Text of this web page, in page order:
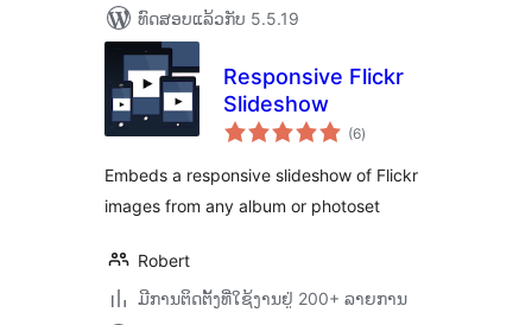
ທົດສອບແລ້ວກັບ 5.5.19
Responsive Flickr
Slideshow
(6ຄະແນນ
ທັງໝົດ
)
Embeds a responsive slideshow of Flickr
images from any album or photoset
Robert
ມີການຕິດຕັ້ງທີ່ໃຊ້ງານຢູ່ 200+ ລາຍການ